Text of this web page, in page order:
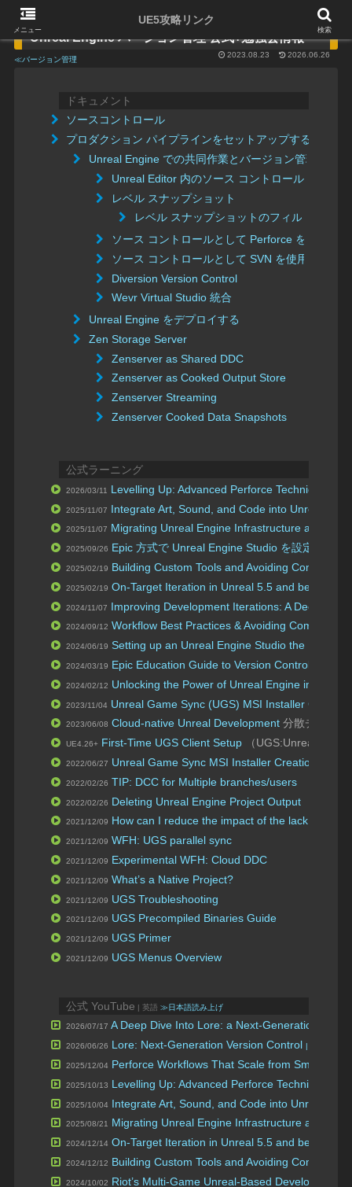
Unreal Engine バージョン管理 公式+勉強会情報
2023.08.23 2026.06.26
≪バージョン管理
ドキュメント
ソースコントロール
プロダクション パイプラインをセットアップする
Unreal Engine での共同作業とバージョン管理
Unreal Editor 内のソース コントロール
レベル スナップショット
レベル スナップショットのフィルタのリフ
ソース コントロールとして Perforce を使用する
ソース コントロールとして SVN を使用する
Diversion Version Control
Wevr Virtual Studio 統合
Unreal Engine をデプロイする
Zen Storage Server
Zenserver as Shared DDC
Zenserver as Cooked Output Store
Zenserver Streaming
Zenserver Cooked Data Snapshots
公式ラーニング
2026/03/11 Levelling Up: Advanced Perforce Techniques
2025/11/07 Integrate Art, Sound, and Code into Unreal
2025/11/07 Migrating Unreal Engine Infrastructure and
2025/09/26 Epic 方式で Unreal Engine Studio を設定する
2025/02/19 Building Custom Tools and Avoiding Common
2025/02/19 On-Target Iteration in Unreal 5.5 and beyond
2024/11/07 Improving Development Iterations: A Deep
2024/09/12 Workflow Best Practices & Avoiding Common
2024/06/19 Setting up an Unreal Engine Studio the Epic
2024/03/19 Epic Education Guide to Version Control
2024/02/12 Unlocking the Power of Unreal Engine in the
2023/11/04 Unreal Game Sync (UGS) MSI Installer
2023/06/08 Cloud-native Unreal Development 分散チーム
UE4.26+ First-Time UGS Client Setup （
2022/06/27 Unreal Game Sync MSI Installer Creation
2022/02/26 TIP: DCC for Multiple branches/users
2022/02/26 Deleting Unreal Engine Project Output
2021/12/09 How can I reduce the impact of the lack of
2021/12/09 WFH: UGS parallel sync
2021/12/09 Experimental WFH: Cloud DDC
2021/12/09 What’s a Native Project?
2021/12/09 UGS Troubleshooting
2021/12/09 UGS Precompiled Binaries Guide
2021/12/09 UGS Primer
2021/12/09 UGS Menus Overview
公式 YouTube | 英語≫日本語読み上げ
2026/07/17 A Deep Dive Into Lore: a Next-Generation
2026/06/26 Lore: Next-Generation Version Control | State of
2025/12/04 Perforce Workflows That Scale from Small to
2025/10/13 Levelling Up: Advanced Perforce Techniques
2025/10/04 Integrate Art, Sound, and Code into Unreal
2025/08/21 Migrating Unreal Engine Infrastructure and
2024/12/14 On-Target Iteration in Unreal 5.5 and beyond
2024/12/12 Building Custom Tools and Avoiding Common
2024/10/02 Riot’s Multi-Game Unreal-Based Development
メニュー
UE5攻略リンク
検索